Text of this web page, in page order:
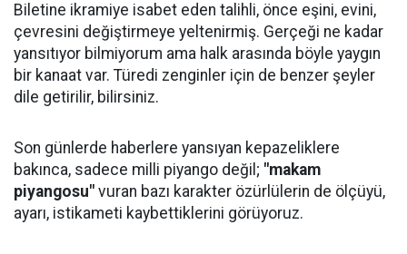
Biletine ikramiye isabet eden talihli, önce eşini, evini,
çevresini değiştirmeye yeltenirmiş. Gerçeği ne kadar
yansıtıyor bilmiyorum ama halk arasında böyle yaygın
bir kanaat var. Türedi zenginler için de benzer şeyler
dile getirilir, bilirsiniz.
Son günlerde haberlere yansıyan kepazeliklere
bakınca, sadece milli piyango değil; "makam
piyangosu" vuran bazı karakter özürlülerin de ölçüyü,
ayarı, istikameti kaybettiklerini görüyoruz.